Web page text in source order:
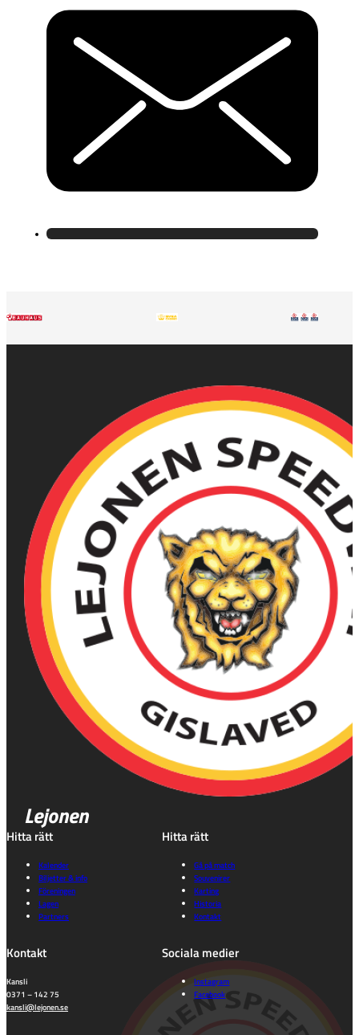
Lejonen
Hitta rätt
Kalender
Biljetter & info
Föreningen
Lagen
Partners
Hitta rätt
Gå på match
Souvenirer
Karting
Historia
Kontakt
Kontakt
Kansli
0371 – 142 75
kansli@lejonen.se
Sociala medier
Instagram
Facebook